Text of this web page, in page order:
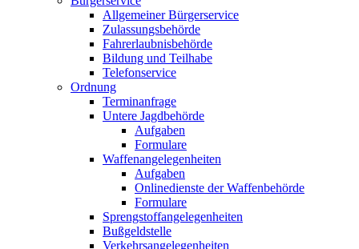
Allgemeiner Bürgerservice
Zulassungsbehörde
Fahrerlaubnisbehörde
Bildung und Teilhabe
Telefonservice
Ordnung
Terminanfrage
Untere Jagdbehörde
Aufgaben
Formulare
Waffenangelegenheiten
Aufgaben
Onlinedienste der Waffenbehörde
Formulare
Sprengstoff­angelegenheiten
Bußgeldstelle
Verkehrsangelegenheiten